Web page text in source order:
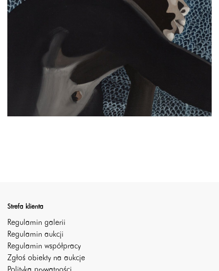
Strefa klienta
Regulamin galerii
Regulamin aukcji
Regulamin współpracy
Zgłoś obiekty na aukcje